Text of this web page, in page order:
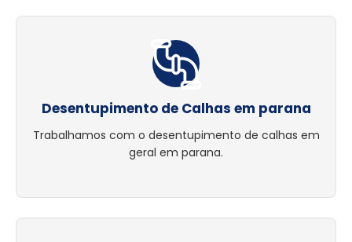
Desentupimento de Calhas em parana
Trabalhamos com o desentupimento de calhas em
geral em parana.